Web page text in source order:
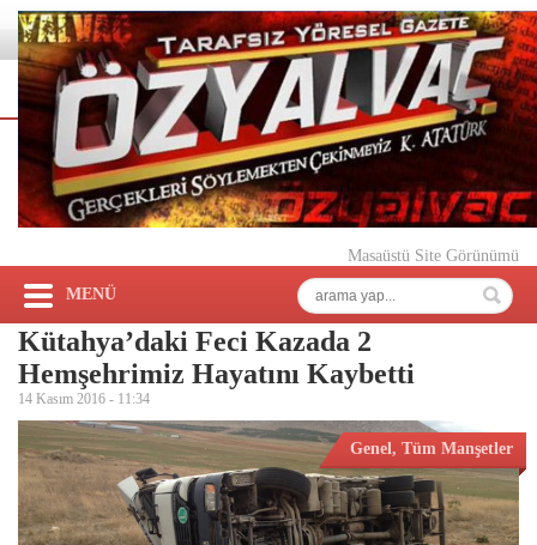
Masaüstü Site Görünümü
MENÜ
Kütahya’daki Feci Kazada 2
Hemşehrimiz Hayatını Kaybetti
14 Kasım 2016 - 11:34
Genel , Tüm Manşetler